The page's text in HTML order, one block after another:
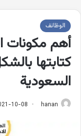
الوظائف
أهم مكونات
كتابتها
السعودية
hanan
10-08